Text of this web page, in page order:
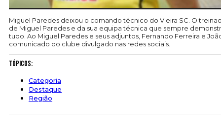
Miguel Paredes deixou o comando técnico do Vieira SC. O
de Miguel Paredes e da sua equipa técnica que sempre
tudo. Ao Miguel Paredes e seus adjuntos, Fernando Ferreira e
comunicado do clube divulgado nas redes sociais.
Tópicos:
Categoria
Destaque
Região